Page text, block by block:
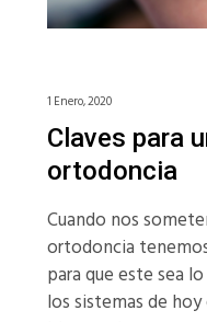
1 Enero, 2020
Claves para
ortodoncia
Cuando nos
ortodoncia
para que este sea
los sistemas de